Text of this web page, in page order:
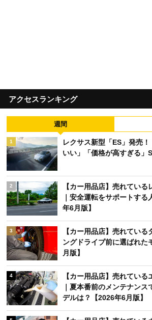
アクセスランキング
週間
1
レクサス新型「ES」発売
いい」「価格が高すぎる」
2
【カー用品店】売れてい
｜安全運転をサポートす
年6月版】
3
【カー用品店】売れてい
ングドライブ前に選ばれた
月版】
4
【カー用品店】売れてい
｜夏本番前のメンテナン
デルは？【2026年6月版】